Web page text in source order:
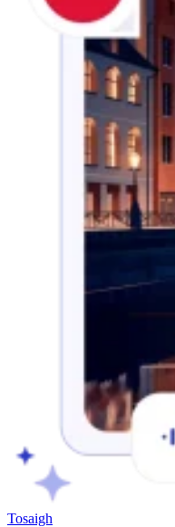
Tosaigh